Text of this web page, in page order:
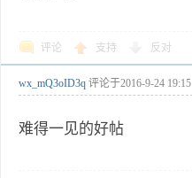
评论 支持 反对
wx_mQ3oID3q 评论于2016-9-24 19:15
难得一见的好帖